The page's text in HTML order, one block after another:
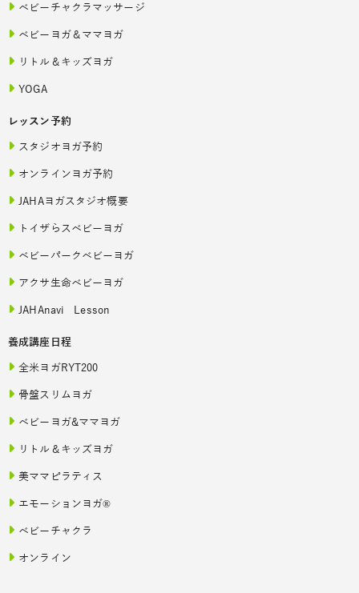
ベビーチャクラマッサージ
ベビーヨガ＆ママヨガ
リトル＆キッズヨガ
YOGA
レッスン予約
スタジオヨガ予約
オンラインヨガ予約
JAHAヨガスタジオ概要
トイザらスベビーヨガ
ベビーパークベビーヨガ
アクサ生命ベビーヨガ
JAHAnavi Lesson
養成講座日程
全米ヨガRYT200
骨盤スリムヨガ
ベビーヨガ&ママヨガ
リトル＆キッズヨガ
美ママピラティス
エモーションヨガ®
ベビーチャクラ
オンライン